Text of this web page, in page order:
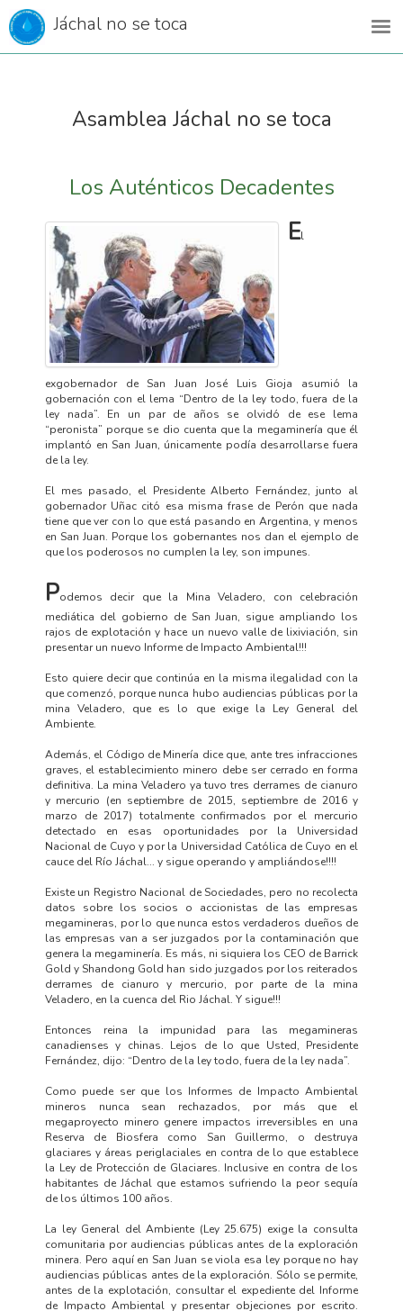
Jáchal no se toca
Asamblea Jáchal no se toca
Los Auténticos Decadentes
El
exgobernador de San Juan José Luis Gioja asumió la
gobernación con el lema “Dentro de la ley todo, fuera de la
ley nada”. En un par de años se olvidó de ese lema
“peronista” porque se dio cuenta que la megaminería que él
implantó en San Juan, únicamente podía desarrollarse fuera
de la ley.
El mes pasado, el Presidente Alberto Fernández, junto al
gobernador Uñac citó esa misma frase de Perón que nada
tiene que ver con lo que está pasando en Argentina, y menos
en San Juan. Porque los gobernantes nos dan el ejemplo de
que los poderosos no cumplen la ley, son impunes.
Podemos decir que la Mina Veladero, con celebración
mediática del gobierno de San Juan, sigue ampliando los
rajos de explotación y hace un nuevo valle de lixiviación, sin
presentar un nuevo Informe de Impacto Ambiental!!!
Esto quiere decir que continúa en la misma ilegalidad con la
que comenzó, porque nunca hubo audiencias públicas por la
mina Veladero, que es lo que exige la Ley General del
Ambiente.
Además, el Código de Minería dice que, ante tres infracciones
graves, el establecimiento minero debe ser cerrado en forma
definitiva. La mina Veladero ya tuvo tres derrames de cianuro
y mercurio (en septiembre de 2015, septiembre de 2016 y
marzo de 2017) totalmente confirmados por el mercurio
detectado en esas oportunidades por la Universidad
Nacional de Cuyo y por la Universidad Católica de Cuyo en el
cauce del Río Jáchal... y sigue operando y ampliándose!!!!
Existe un Registro Nacional de Sociedades, pero no recolecta
datos sobre los socios o accionistas de las empresas
megamineras, por lo que nunca estos verdaderos dueños de
las empresas van a ser juzgados por la contaminación que
genera la megaminería. Es más, ni siquiera los CEO de Barrick
Gold y Shandong Gold han sido juzgados por los reiterados
derrames de cianuro y mercurio, por parte de la mina
Veladero, en la cuenca del Rio Jáchal. Y sigue!!!
Entonces reina la impunidad para las megamineras
canadienses y chinas. Lejos de lo que Usted, Presidente
Fernández, dijo: “Dentro de la ley todo, fuera de la ley nada”.
Como puede ser que los Informes de Impacto Ambiental
mineros nunca sean rechazados, por más que el
megaproyecto minero genere impactos irreversibles en una
Reserva de Biosfera como San Guillermo, o destruya
glaciares y áreas periglaciales en contra de lo que establece
la Ley de Protección de Glaciares. Inclusive en contra de los
habitantes de Jáchal que estamos sufriendo la peor sequía
de los últimos 100 años.
La ley General del Ambiente (Ley 25.675) exige la consulta
comunitaria por audiencias públicas antes de la exploración
minera. Pero aquí en San Juan se viola esa ley porque no hay
audiencias públicas antes de la exploración. Sólo se permite,
antes de la explotación, consultar el expediente del Informe
de Impacto Ambiental y presentar objeciones por escrito.